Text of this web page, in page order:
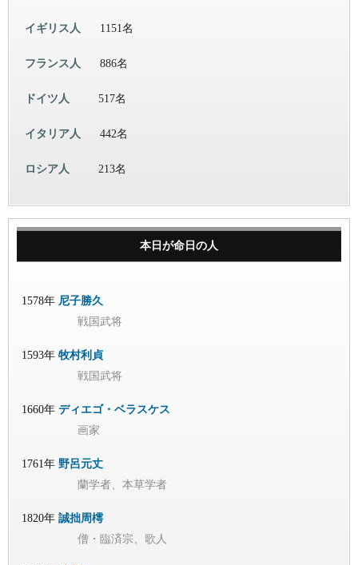
イギリス人 1151名
フランス人 886名
ドイツ人 517名
イタリア人 442名
ロシア人 213名
本日が命日の人
1578年 尼子勝久
戦国武将
1593年 牧村利貞
戦国武将
1660年 ディエゴ・ベラスケス
画家
1761年 野呂元丈
蘭学者、本草学者
1820年 誠拙周樗
僧・臨済宗、歌人